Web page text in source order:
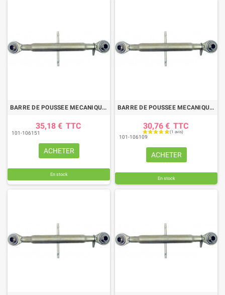
BARRE DE POUSSEE MECANIQUE ROTULE-ROTULE LG 620-850 CAT1
35,18 € TTC
101-106151
ACHETER
En stock
BARRE DE POUSSEE MECANIQUE ROTULE-ROTULE LG 330-450 CAT1
30,76 € TTC
101-106109
ACHETER
En stock